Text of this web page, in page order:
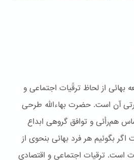
بهائی از لحاظ ترقّیات اجتماعی و
آن است. حضرت بهاءاللّه طرحی
هم‌رأئی و توافق گروهی ابداع
بگوئیم هر فرد بهائی بنحوی از
است. ترقیات اجتماعی و اقتصادی